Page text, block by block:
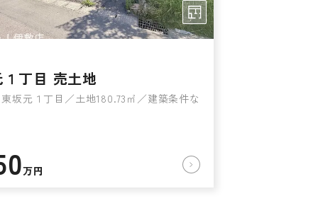
丁目 売土地
坂元１丁目／土地180.73㎡／建築条件な
万円